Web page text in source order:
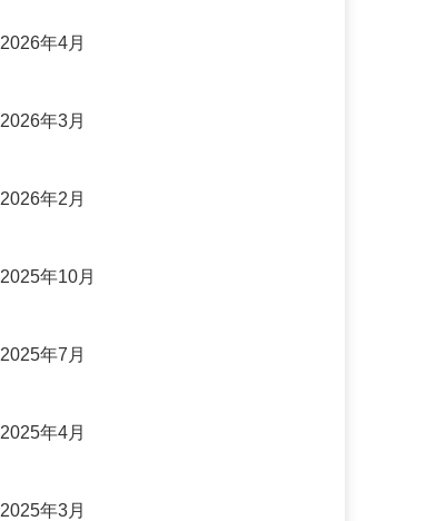
2026年4月
2026年3月
2026年2月
2025年10月
2025年7月
2025年4月
2025年3月